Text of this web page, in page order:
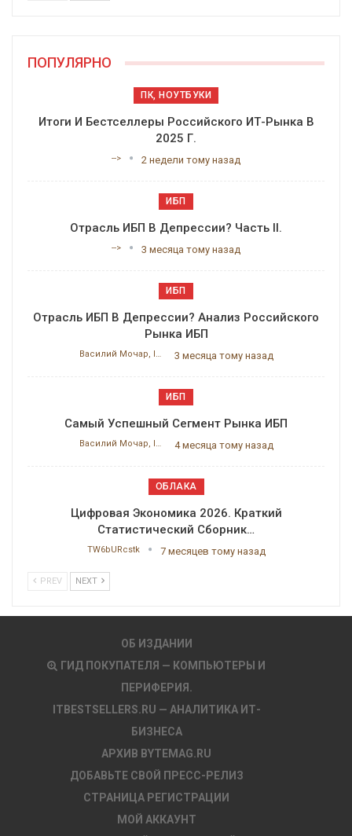
ПОПУЛЯРНО
ПК, НОУТБУКИ
Итоги И Бестселлеры Российского ИТ-Рынка В
2025 Г.
--> 2 недели тому назад
ИБП
Отрасль ИБП В Депрессии? Часть II.
--> 3 месяца тому назад
ИБП
Отрасль ИБП В Депрессии? Анализ Российского
Рынка ИБП
Василий Мочар, ITResearch 3 месяца тому назад
ИБП
Самый Успешный Сегмент Рынка ИБП
Василий Мочар, ITResearch 4 месяца тому назад
ОБЛАКА
Цифровая Экономика 2026. Краткий
Статистический Сборник…
TW6bURcstk 7 месяцев тому назад
PREV NEXT
ОБ ИЗДАНИИ
ГИД ПОКУПАТЕЛЯ — КОМПЬЮТЕРЫ И
ПЕРИФЕРИЯ.
ITBESTSELLERS.RU — АНАЛИТИКА ИТ-
БИЗНЕСА
АРХИВ BYTEMAG.RU
ДОБАВЬТЕ СВОЙ ПРЕСС-РЕЛИЗ
СТРАНИЦА РЕГИСТРАЦИИ
МОЙ АККАУНТ